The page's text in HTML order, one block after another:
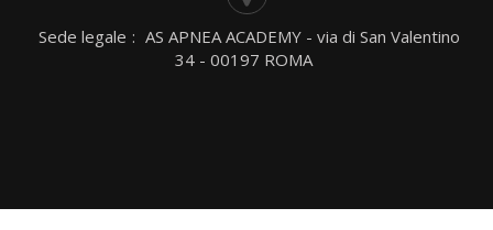
Sede legale : AS APNEA ACADEMY - via di San Valentino
34 - 00197 ROMA